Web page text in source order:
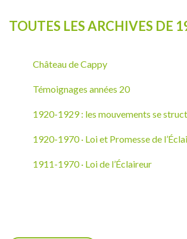
TOUTES LES ARCHIVES DE
Château de Cappy
Témoignages années 20
1920-1929 : les mouvements se
1920-1970 · Loi et Promesse de
1911-1970 · Loi de l’Éclaireur